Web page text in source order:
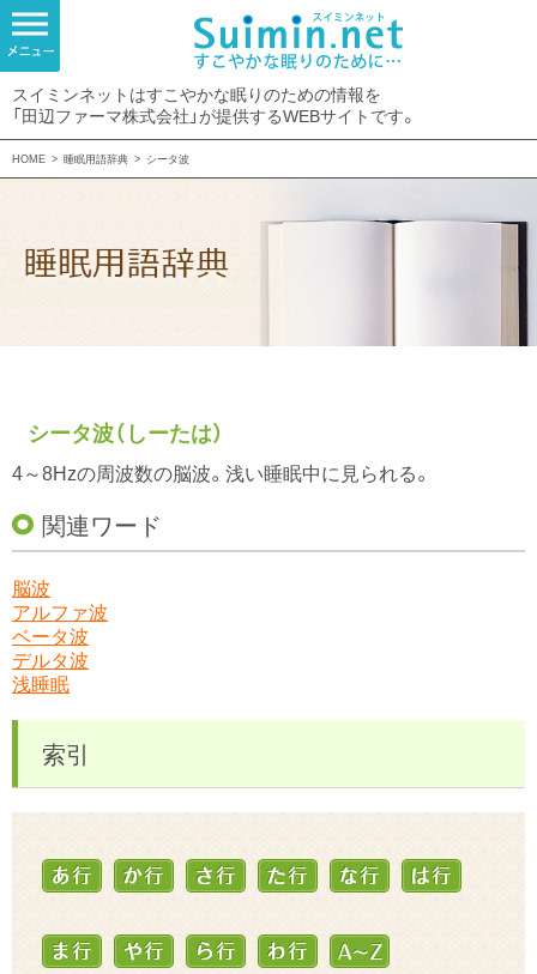
スイミンネットはすこやかな眠りのための情報を
「田辺ファーマ株式会社」が提供するWEBサイトです。
HOME > 睡眠用語辞典 > シータ波
シータ波（しーたは）
4～8Hzの周波数の脳波。浅い睡眠中に見られる。
関連ワード
脳波
アルファ波
ベータ波
デルタ波
浅睡眠
索引